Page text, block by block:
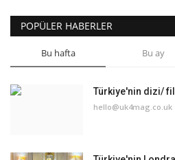
POPÜLER HABERLER
Bu hafta Bu ay
Türkiye'nin dizi/
hello@uk4mag.co.uk